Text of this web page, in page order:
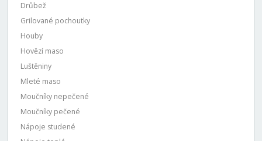
Drůbež
Grilované pochoutky
Houby
Hovězí maso
Luštěniny
Mleté maso
Moučníky nepečené
Moučníky pečené
Nápoje studené